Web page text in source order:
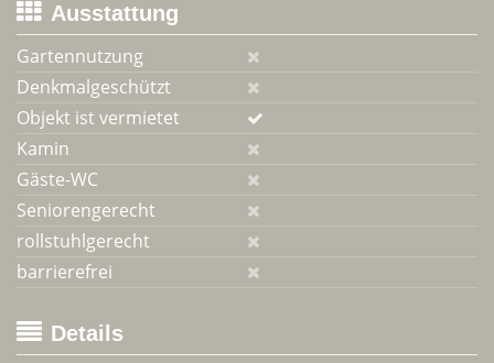
Ausstattung
Gartennutzung
Denkmalgeschützt
Objekt ist vermietet
Kamin
Gäste-WC
Seniorengerecht
rollstuhlgerecht
barrierefrei
Details